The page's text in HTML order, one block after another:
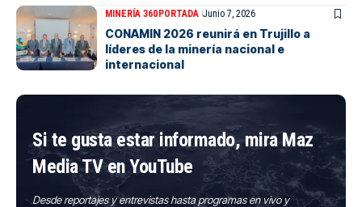
MINERÍA 360PORTADA Junio 7, 2026
CONAMIN 2026 reunirá en Trujillo a
líderes de la minería nacional e
internacional
Si te gusta estar informado, mira Maz
Media TV en YouTube
Desde reportajes y entrevistas hasta programas en vivo y